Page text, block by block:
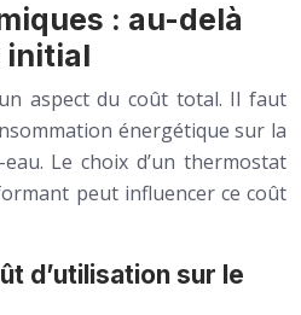
: au-delà
initial
aspect du coût total. Il faut
énergétique sur la
Le choix d’un thermostat
peut influencer ce coût
d’utilisation sur le